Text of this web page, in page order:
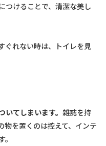
つけることで、清潔な美し
ぐれない時は、トイレを見
てしまいます。 雑誌を持
物を置くのは控えて、インテ